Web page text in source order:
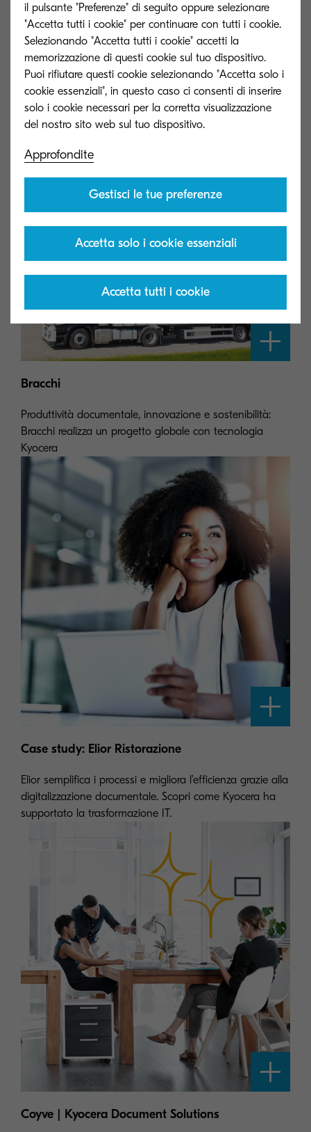
SIMONA
Siamo stati scelti per l’utilizzo intelligente delle
informazioni di classe enterprise.
Bracchi
Produttività documentale, innovazione e sostenibilità:
Bracchi realizza un progetto globale con tecnologia
Kyocera
Case study: Elior Ristorazione
Elior semplifica i processi e migliora l’efficienza grazie alla
digitalizzazione documentale. Scopri come Kyocera ha
supportato la trasformazione IT.
Coyve | Kyocera Document Solutions
il pulsante "Preferenze" di seguito oppure selezionare
"Accetta tutti i cookie" per continuare con tutti i cookie.
Selezionando "Accetta tutti i cookie" accetti la
memorizzazione di questi cookie sul tuo dispositivo.
Puoi rifiutare questi cookie selezionando "Accetta solo i
cookie essenziali", in questo caso ci consenti di inserire
solo i cookie necessari per la corretta visualizzazione
Approfondite
Gestisci le tue preferenze
Accetta solo i cookie essenziali
Accetta tutti i cookie